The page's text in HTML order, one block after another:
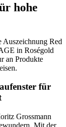
hohe
Auszeichnung Red
in Roségold
an Produkte
für
Grossmann